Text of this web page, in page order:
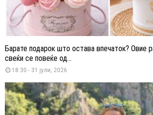
Барате подарок што остава впечаток? Овие
свеќи се повеќе од...
18:30 - 31 јули, 2026